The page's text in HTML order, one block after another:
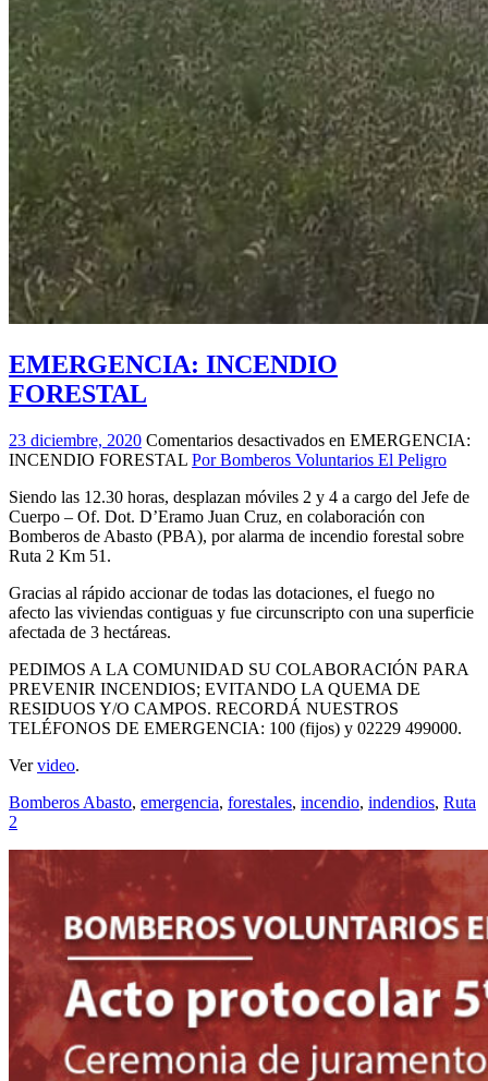
EMERGENCIA: INCENDIO
FORESTAL
23 diciembre, 2020 Comentarios desactivados en EMERGENCIA:
INCENDIO FORESTAL Por Bomberos Voluntarios El Peligro
Siendo las 12.30 horas, desplazan móviles 2 y 4 a cargo del Jefe de
Cuerpo – Of. Dot. D’Eramo Juan Cruz, en colaboración con
Bomberos de Abasto (PBA), por alarma de incendio forestal sobre
Ruta 2 Km 51.
Gracias al rápido accionar de todas las dotaciones, el fuego no
afecto las viviendas contiguas y fue circunscripto con una superficie
afectada de 3 hectáreas.
PEDIMOS A LA COMUNIDAD SU COLABORACIÓN PARA
PREVENIR INCENDIOS; EVITANDO LA QUEMA DE
RESIDUOS Y/O CAMPOS. RECORDÁ NUESTROS
TELÉFONOS DE EMERGENCIA: 100 (fijos) y 02229 499000.
Vervideo.
Bomberos Abasto, emergencia, forestales, incendio, indendios, Ruta
2